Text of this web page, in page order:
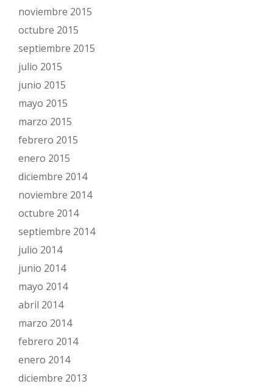
noviembre 2015
octubre 2015
septiembre 2015
julio 2015
junio 2015
mayo 2015
marzo 2015
febrero 2015
enero 2015
diciembre 2014
noviembre 2014
octubre 2014
septiembre 2014
julio 2014
junio 2014
mayo 2014
abril 2014
marzo 2014
febrero 2014
enero 2014
diciembre 2013